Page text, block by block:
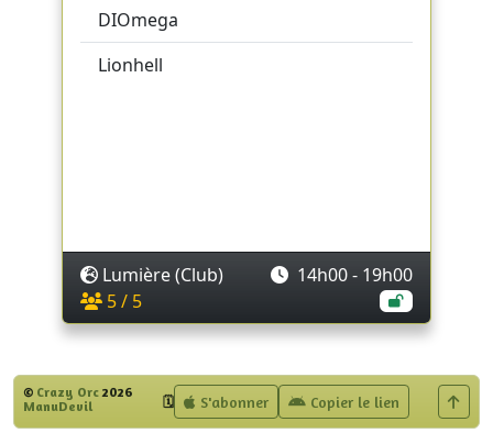
DIOmega
Lionhell
Lumière (Club)
14h00 - 19h00
5 / 5
© Crazy Orc2026
ManuDevil
🗓️ S'abonner Copier le lien